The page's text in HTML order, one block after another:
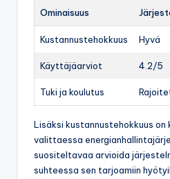
Ominaisuus
Kustannustehokkuus Hyvä
Käyttäjäarviot 4.2/5
Tuki ja koulutus
Lisäksi kustannustehokkuus on
valittaessa
suositeltavaa arvioida
suhteessa sen tarjoamiin